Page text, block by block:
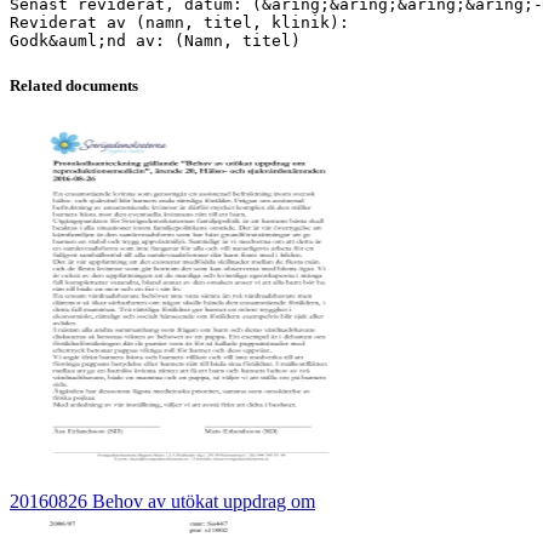
Senast reviderat, datum: (&aring;&aring;&aring;&aring;-
Reviderat av (namn, titel, klinik):
Related documents
20160826 Behov av utökat uppdrag om